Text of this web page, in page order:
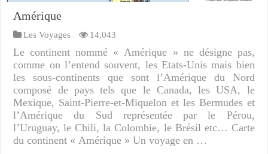
Amérique
Les Voyages 14,043
Le continent nommé « Amérique » ne désigne pas,
comme on l’entend souvent, les Etats-Unis mais bien
les sous-continents que sont l’Amérique du Nord
composé de pays tels que le Canada, les USA, le
Mexique, Saint-Pierre-et-Miquelon et les Bermudes et
l’Amérique du Sud représentée par le Pérou,
l’Uruguay, le Chili, la Colombie, le Brésil etc… Carte
du continent « Amérique » Un voyage en …